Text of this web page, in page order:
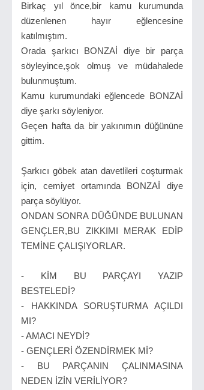
Birkaç yıl önce,bir kamu kurumunda
düzenlenen hayır eğlencesine
katılmıştım.
Orada şarkıcı BONZAİ diye bir parça
söyleyince,şok olmuş ve müdahalede
bulunmuştum.
Kamu kurumundaki eğlencede BONZAİ
diye şarkı söyleniyor.
Geçen hafta da bir yakınımın düğününe
gittim.
Şarkıcı göbek atan davetlileri coşturmak
için, cemiyet ortamında BONZAİ diye
parça söylüyor.
ONDAN SONRA DÜĞÜNDE BULUNAN
GENÇLER,BU ZIKKIMI MERAK EDİP
TEMİNE ÇALIŞIYORLAR.
- KİM BU PARÇAYI YAZIP
BESTELEDİ?
- HAKKINDA SORUŞTURMA AÇILDI
MI?
- AMACI NEYDİ?
- GENÇLERİ ÖZENDİRMEK Mİ?
- BU PARÇANIN ÇALINMASINA
NEDEN İZİN VERİLİYOR?